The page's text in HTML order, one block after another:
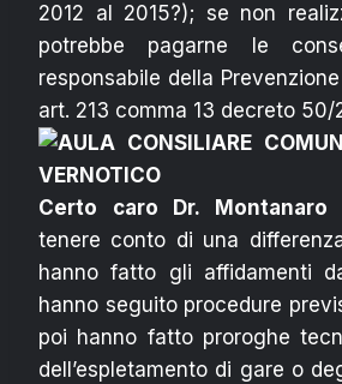
2012 al 2015?); se non
potrebbe pagarne le
responsabile della
art. 213 comma 13 decreto 50/
Certo caro Dr. Montanaro
tenere conto di una
hanno fatto gli affidamenti
hanno seguito procedure
poi hanno fatto proroghe
dell’espletamento di gare o